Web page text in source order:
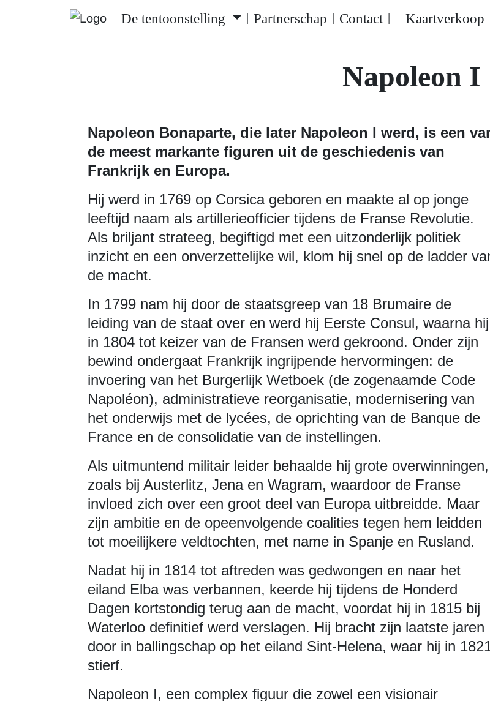
De tentoonstelling | Partnerschap | Contact | Kaartverkoop
Napoleon I
Napoleon Bonaparte, die later Napoleon I werd, is een
de meest markante figuren uit de geschiedenis van
Frankrijk en Europa.
Hij werd in 1769 op Corsica geboren en maakte al op jonge
leeftijd naam als artillerieofficier tijdens de Franse Revolutie.
Als briljant strateeg, begiftigd met een uitzonderlijk politiek
inzicht en een onverzettelijke wil, klom hij snel op de ladder
de macht.
In 1799 nam hij door de staatsgreep van 18 Brumaire de
leiding van de staat over en werd hij Eerste Consul, waarna hij
in 1804 tot keizer van de Fransen werd gekroond. Onder zijn
bewind ondergaat Frankrijk ingrijpende hervormingen: de
invoering van het Burgerlijk Wetboek (de zogenaamde Code
Napoléon), administratieve reorganisatie, modernisering van
het onderwijs met de lycées, de oprichting van de Banque de
France en de consolidatie van de instellingen.
Als uitmuntend militair leider behaalde hij grote overwinningen,
zoals bij Austerlitz, Jena en Wagram, waardoor de Franse
invloed zich over een groot deel van Europa uitbreidde. Maar
zijn ambitie en de opeenvolgende coalities tegen hem leidden
tot moeilijkere veldtochten, met name in Spanje en Rusland.
Nadat hij in 1814 tot aftreden was gedwongen en naar het
eiland Elba was verbannen, keerde hij tijdens de Honderd
Dagen kortstondig terug aan de macht, voordat hij in 1815 bij
Waterloo definitief werd verslagen. Hij bracht zijn laatste jaren
door in ballingschap op het eiland Sint-Helena, waar hij in
stierf.
Napoleon I, een complex figuur die zowel een visionair